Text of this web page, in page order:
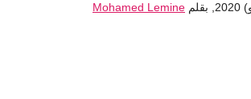
بقلم Mohamed Lemine